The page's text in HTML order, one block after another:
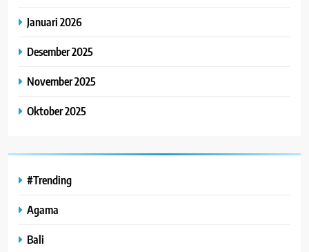
Januari 2026
Desember 2025
November 2025
Oktober 2025
#Trending
Agama
Bali